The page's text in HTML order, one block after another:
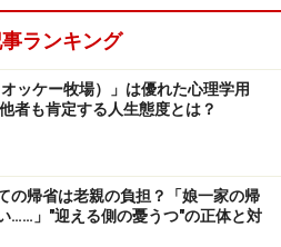
1/2 次のページへ
ランキング
オッケー牧場）」は優れた心理学用
者も肯定する人生態度とは？
の帰省は老親の負担？「娘一家の帰
……」"迎える側の憂うつ"の正体と対